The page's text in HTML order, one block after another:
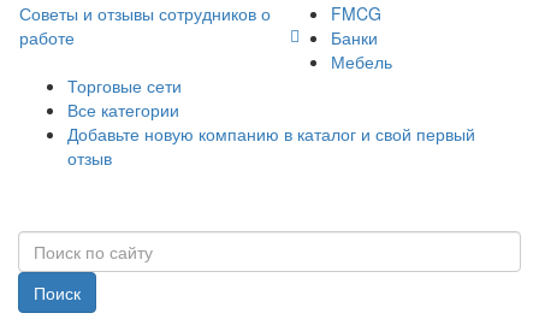
Советы и отзывы сотрудников о
работе
FMCG
Банки
Мебель
Торговые сети
Все категории
Добавьте новую компанию в каталог и свой первый
отзыв
Поиск